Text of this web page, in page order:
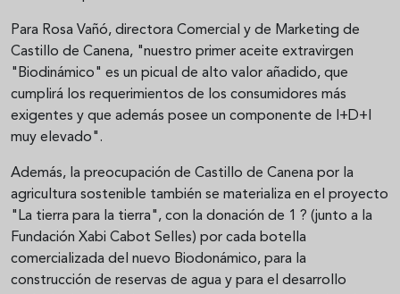
Para Rosa Vañó, directora Comercial y de Marketing de
Castillo de Canena, "nuestro primer aceite extravirgen
"Biodinámico" es un picual de alto valor añadido, que
cumplirá los requerimientos de los consumidores más
exigentes y que además posee un componente de I+D+I
muy elevado".
Además, la preocupación de Castillo de Canena por la
agricultura sostenible también se materializa en el proyecto
"La tierra para la tierra", con la donación de 1 ? (junto a la
Fundación Xabi Cabot Selles) por cada botella
comercializada del nuevo Biodonámico, para la
construcción de reservas de agua y para el desarrollo